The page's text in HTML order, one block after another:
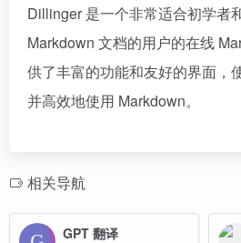
Dillinger 是一个非常适合初学者
Markdown 文档的用户的在线
供了丰富的功能和友好的界面，
并高效地使用 Markdown。
相关导航
GPT 翻译